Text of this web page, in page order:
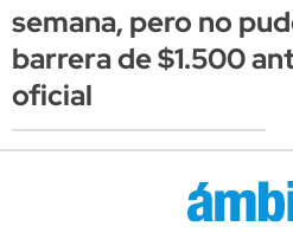
semana, pero no
barrera de $1.500
oficial